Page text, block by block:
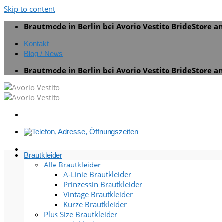
Skip to content
Brautmode in Berlin bei Avorio Vestito BrideStore
Kontakt
Blog / News
Brautmode in Berlin bei Avorio Vestito BrideStore
Brautkleider
Alle Brautkleider
A-Linie Brautkleider
Prinzessin Brautkleider
Vintage Brautkleider
Kurze Brautkleider
Plus Size Brautkleider